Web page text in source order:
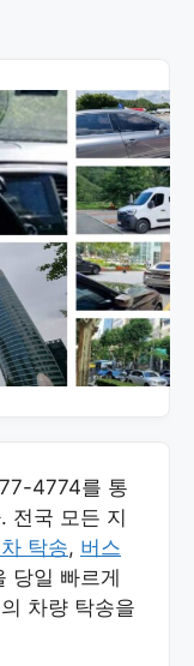
4774를 통
전국 모든 지
탁송, 버스
당일 빠르게
차량 탁송을